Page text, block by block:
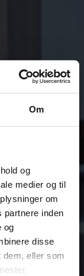
Om
og
medier og til
om
partnere inden
og
disse
dem, eller som